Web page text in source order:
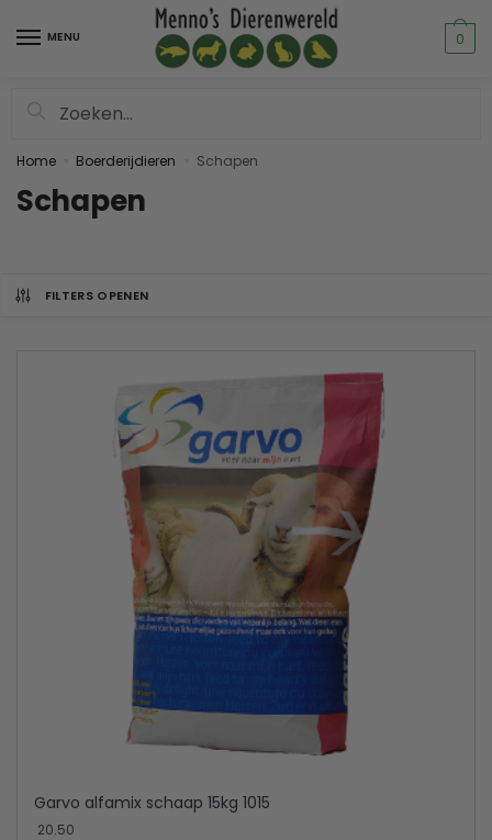
MENU 0
Home Boerderijdieren Schapen
Schapen
FILTERS OPENEN
Garvo alfamix schaap 15kg 1015
20.50